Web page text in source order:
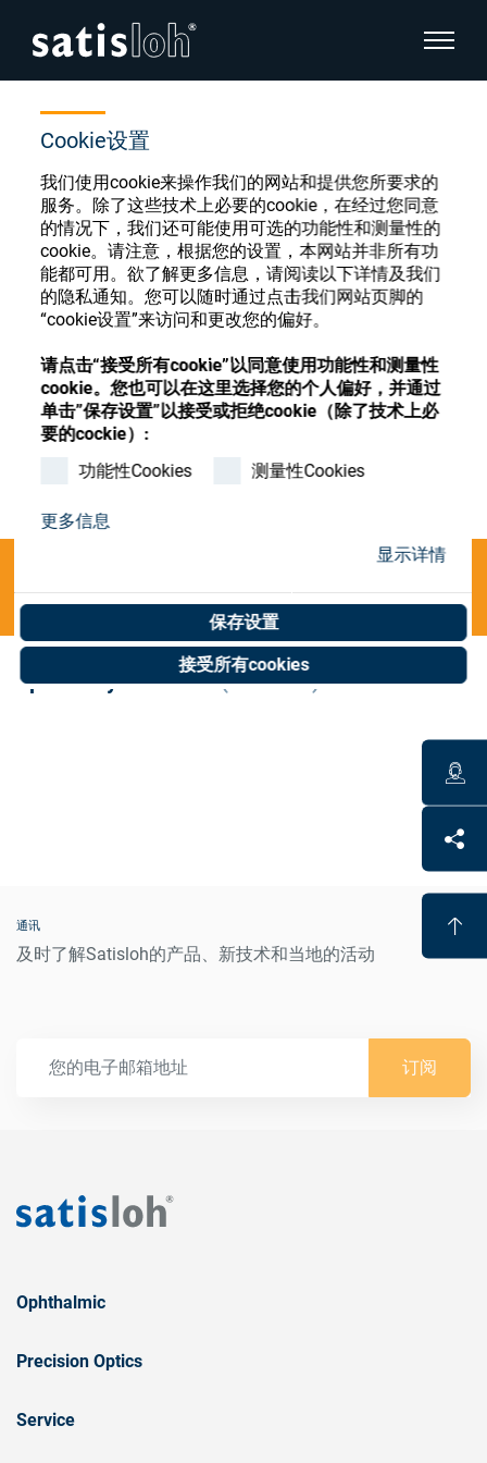
Cookie设置
我们使用cookie来操作我们的网站和提供您所要求的
服务。除了这些技术上必要的cookie，在经过您同意
的情况下，我们还可能使用可选的功能性和测量性的
cookie。请注意，根据您的设置，本网站并非所有功
能都可用。欲了解更多信息，请阅读以下详情及我们
的隐私通知。您可以随时通过点击我们网站页脚的
“cookie设置”来访问和更改您的偏好。
请点击“接受所有cookie”以同意使用功能性和测量性
cookie。您也可以在这里选择您的个人偏好，并通过
单击”保存设置”以接受或拒绝cookie（除了技术上必
要的cockie）:
功能性Cookies
测量性Cookies
更多信息
显示详情
保存设置
接受所有cookies
显示页
汉语
眼镜光学
精密光学
我们是谁
加入我们
隐藏页面导航
English
Deutsch
Español
Français
眼镜光学耗材商店
种眼镜光学耗材
Categories
Sputter System COB(0 results)
通讯
及时了解Satisloh的产品、新技术和当地的活动
订阅
Ophthalmic
Precision Optics
Service